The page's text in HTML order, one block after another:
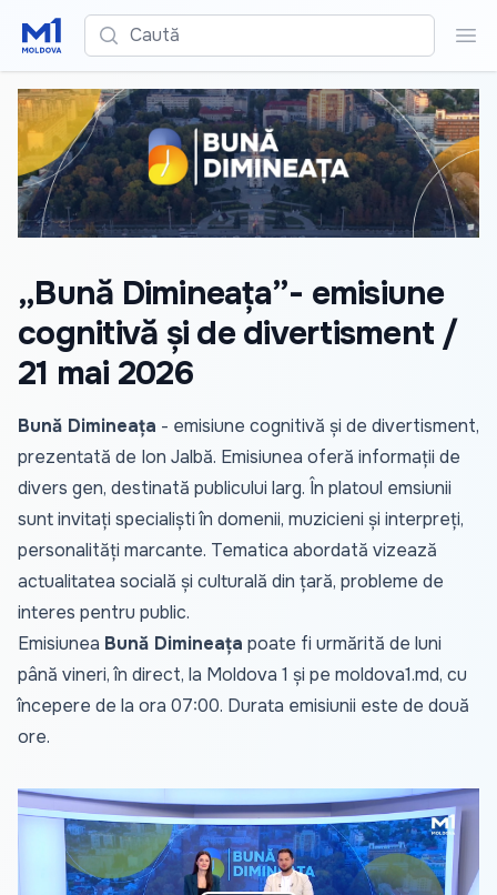
Caută
„Bună Dimineața”- emisiune
cognitivă și de divertisment /
21 mai 2026
Bună Dimineața - emisiune cognitivă și de divertisment,
prezentată de Ion Jalbă. Emisiunea oferă informații de
divers gen, destinată publicului larg. În platoul emsiunii
sunt invitați specialiști în domenii, muzicieni și interpreți,
personalități marcante. Tematica abordată vizează
actualitatea socială și culturală din țară, probleme de
interes pentru public.
Emisiunea Bună Dimineața poate fi urmărită de luni
până vineri, în direct, la Moldova 1 și pe moldova1.md, cu
începere de la ora 07:00. Durata emisiunii este de două
ore.